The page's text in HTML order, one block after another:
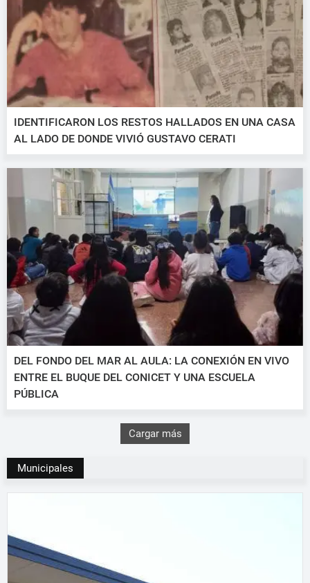
IDENTIFICARON LOS RESTOS HALLADOS EN UNA CASA
AL LADO DE DONDE VIVIÓ GUSTAVO CERATI
DEL FONDO DEL MAR AL AULA: LA CONEXIÓN EN VIVO
ENTRE EL BUQUE DEL CONICET Y UNA ESCUELA
PÚBLICA
Cargar más
Municipales